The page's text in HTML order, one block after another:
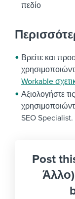
πεδίο
Βρείτε και
Workable
Αξιολογήστε
SEO Specialist.
Post